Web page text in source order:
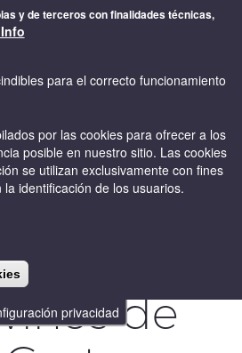
privacidad
y de terceros con finalidades técnicas,
para el correcto funcionamiento
por las cookies para ofrecer a los
posible en nuestro sitio. Las cookies
se utilizan exclusivamente con fines
identificación de los usuarios.
de